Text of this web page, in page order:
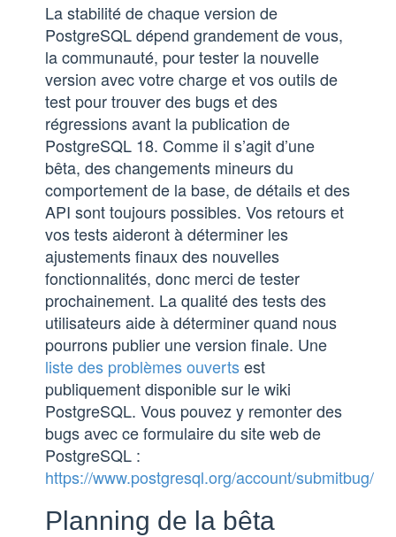
La stabilité de chaque version de
PostgreSQL dépend grandement de vous,
la communauté, pour tester la nouvelle
version avec votre charge et vos outils de
test pour trouver des bugs et des
régressions avant la publication de
PostgreSQL 18. Comme il s’agit d’une
bêta, des changements mineurs du
comportement de la base, de détails et des
API sont toujours possibles. Vos retours et
vos tests aideront à déterminer les
ajustements finaux des nouvelles
fonctionnalités, donc merci de tester
prochainement. La qualité des tests des
utilisateurs aide à déterminer quand nous
pourrons publier une version finale. Une
liste des problèmes ouvertsest
publiquement disponible sur le wiki
PostgreSQL. Vous pouvez y remonter des
bugs avec ce formulaire du site web de
PostgreSQL :
https://www.postgresql.org/account/submitbug/
Planning de la bêta